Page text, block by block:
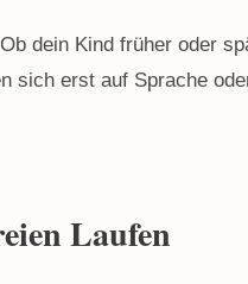
dein Kind früher oder
sich erst auf Sprache
Laufen